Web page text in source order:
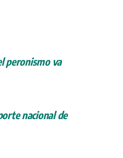
peronismo va
nacional de